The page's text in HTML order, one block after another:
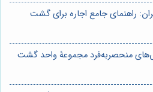
راهنمای جامع اجاره برای گشت
منحصربه‌فرد مجموعۀ واحد گشت